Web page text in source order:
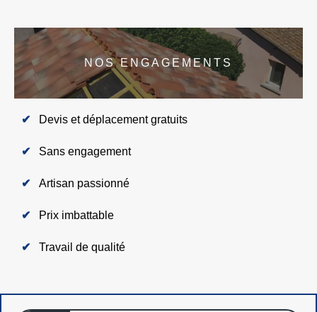
NOS ENGAGEMENTS
Devis et déplacement gratuits
Sans engagement
Artisan passionné
Prix imbattable
Travail de qualité